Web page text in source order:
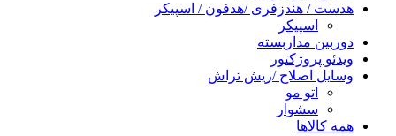
هدست / هندزفری /هدفون / اسپیکر
اسپیکر
دوربین مداربسته
ویدئو پروژکتور
وسایل اصلاح /ریش تراش
اتو مو
سشوار
همه کالاها